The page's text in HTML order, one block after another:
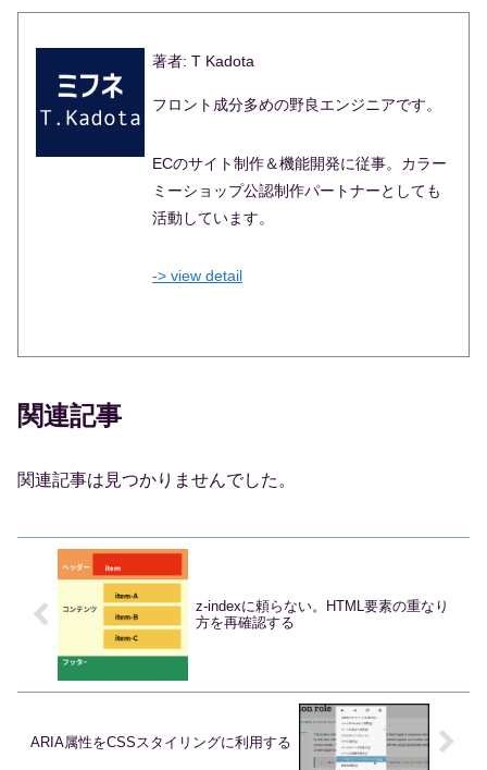
著者: T Kadota
フロント成分多めの野良エンジニアです。
ECのサイト制作＆機能開発に従事。カラー
ミーショップ公認制作パートナーとしても
活動しています。
-> view detail
関連記事
関連記事は見つかりませんでした。
z-indexに頼らない。HTML要素の重なり
方を再確認する
ARIA属性をCSSスタイリングに利用する